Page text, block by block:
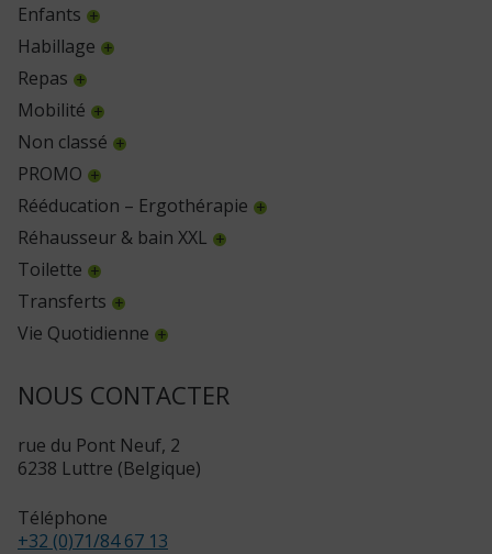
Enfants
Habillage
Repas
Mobilité
Non classé
PROMO
Rééducation – Ergothérapie
Réhausseur & bain XXL
Toilette
Transferts
Vie Quotidienne
NOUS CONTACTER
rue du Pont Neuf, 2
6238 Luttre (Belgique)
Téléphone
+32 (0)71/84 67 13